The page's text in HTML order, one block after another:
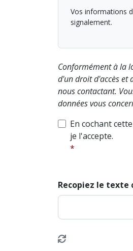
Vos informations
signalement.
Conformément à la
d'un droit d'accès et
nous contactant.
données vous
En cochant
je l'accepte.
Recopiez le texte